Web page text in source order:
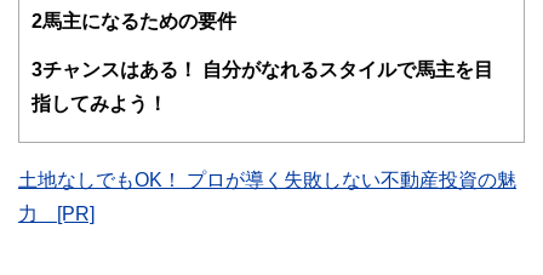
得者を中心に「お金や暮らし」に関する書籍・雑誌の編集経
験者で構成され、企画立案から記事掲載まですべての工程に
関わることで、読者目線のコンテンツを追求しています。
FinancialFieldの特徴は、ファイナンシャルプランナー、弁
ドバイザー、DCプランナー、公認会計士、社会保険労務
ど150名以上の有資格者を執筆者・監修者として迎え、むず
2馬主になるための要件
3チャンスはある！ 自分がなれるスタイルで馬主を目
指してみよう！
土地なしでもOK！ プロが導く失敗しない不動産投資の魅
力 [PR]